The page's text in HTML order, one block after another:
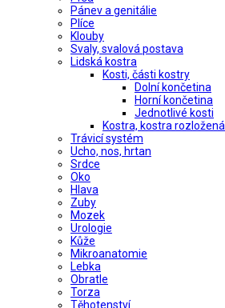
Pánev a genitálie
Plíce
Klouby
Svaly, svalová postava
Lidská kostra
Kosti, části kostry
Dolní končetina
Horní končetina
Jednotlivé kosti
Kostra, kostra rozložená
Trávicí systém
Ucho, nos, hrtan
Srdce
Oko
Hlava
Zuby
Mozek
Urologie
Kůže
Mikroanatomie
Lebka
Obratle
Torza
Těhotenství